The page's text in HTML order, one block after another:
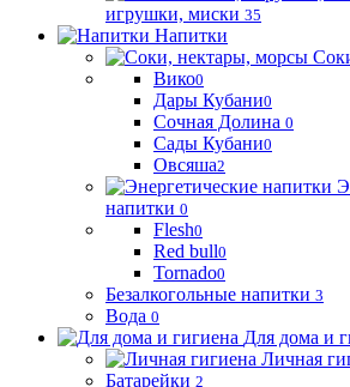
игрушки, миски 35
Напитки
Вико0
Дары Кубани0
Сочная Долина 0
Сады Кубани0
Овсяша2
напитки 0
Flesh0
Red bull0
Tornado0
Безалкогольные напитки 3
Вода 0
Для дома и
Личная
Батарейки 2